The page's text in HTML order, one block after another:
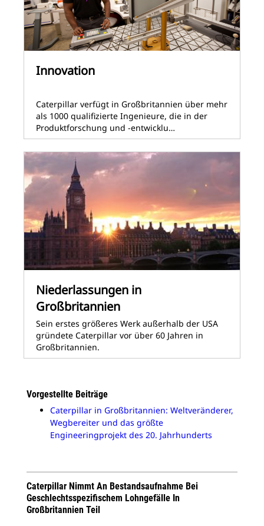
Innovation
Caterpillar verfügt in Großbritannien über mehr
als 1000 qualifizierte Ingenieure, die in der
Produktforschung und -entwicklu…
Niederlassungen in
Großbritannien
Sein erstes größeres Werk außerhalb der USA
gründete Caterpillar vor über 60 Jahren in
Großbritannien.
Vorgestellte Beiträge
Caterpillar in Großbritannien: Weltveränderer,
Wegbereiter und das größte
Engineeringprojekt des 20. Jahrhunderts
Caterpillar Nimmt An Bestandsaufnahme Bei
Geschlechtsspezifischem Lohngefälle In
Großbritannien Teil